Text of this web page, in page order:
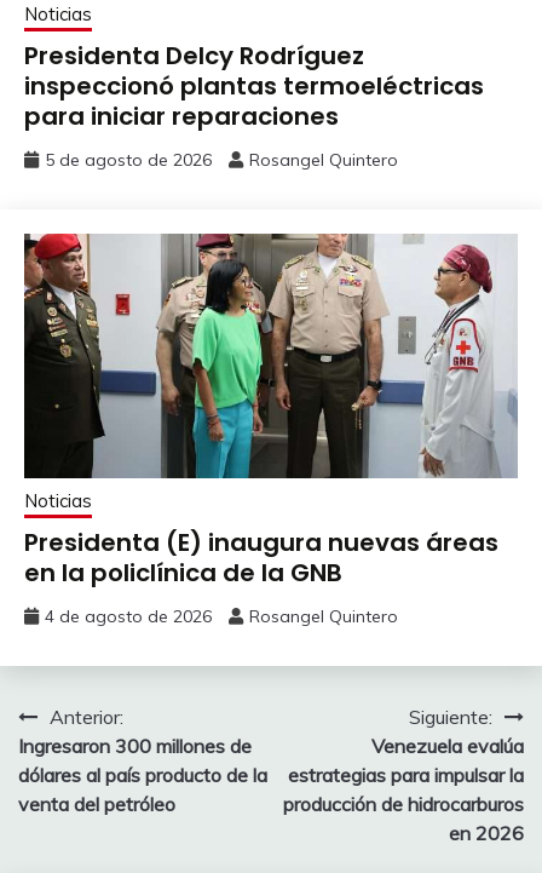
Noticias
Presidenta Delcy Rodríguez
inspeccionó plantas termoeléctricas
para iniciar reparaciones
5 de agosto de 2026 Rosangel Quintero
Noticias
Presidenta (E) inaugura nuevas áreas
en la policlínica de la GNB
4 de agosto de 2026 Rosangel Quintero
Anterior:
Ingresaron 300 millones de
dólares al país producto de la
venta del petróleo
Siguiente:
Venezuela evalúa
estrategias para impulsar la
producción de hidrocarburos
en 2026